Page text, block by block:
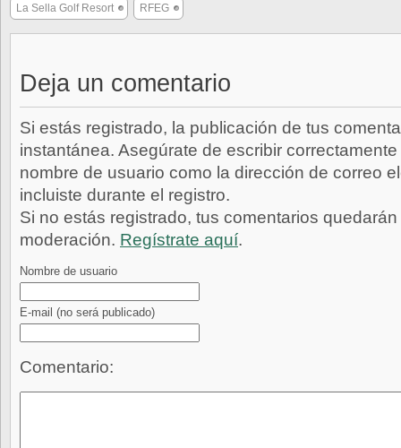
La Sella Golf Resort RFEG
Deja un comentario
Si estás registrado, la publicación de tus
instantánea. Asegúrate de escribir
nombre de usuario como la dirección de correo
incluiste durante el registro.
Si no estás registrado, tus comentarios
moderación. Regístrate aquí.
Nombre de usuario
E-mail (no será publicado)
Comentario: